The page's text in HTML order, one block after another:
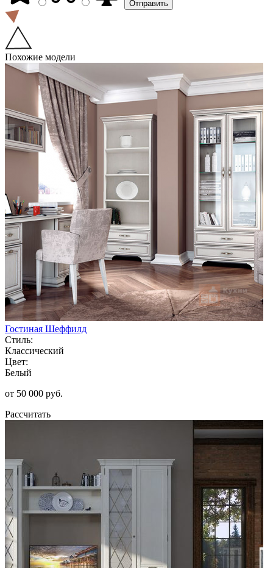
Похожие модели
Гостиная Шеффилд
Стиль:
Классический
Цвет:
Белый
от 50 000 руб.
Рассчитать